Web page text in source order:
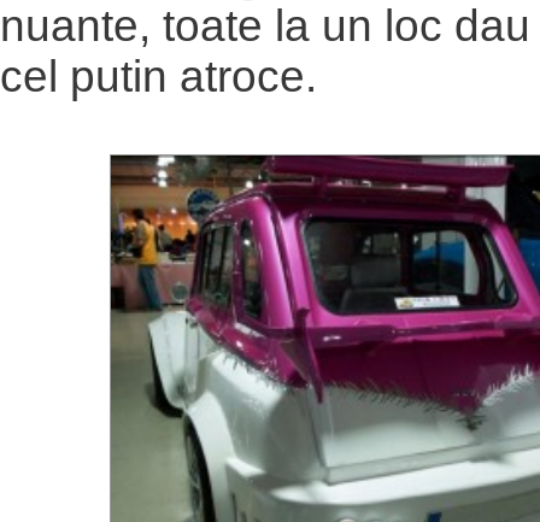
nuante, toate la un loc
cel putin atroce.